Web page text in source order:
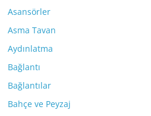
Asansörler
Asma Tavan
Aydınlatma
Bağlantı
Bağlantılar
Bahçe ve Peyzaj